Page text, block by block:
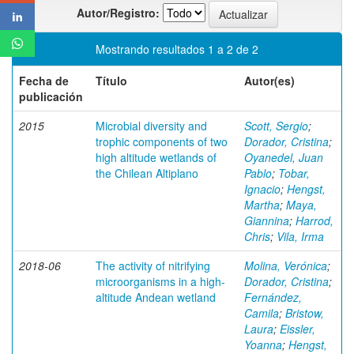
Autor/Registro:
Mostrando resultados 1 a 2 de 2
Fecha de
publicación
Título Autor(es)
2015
Microbial diversity and
trophic components of two
high altitude wetlands of
the Chilean Altiplano
Scott, Sergio;
Dorador, Cristina;
Oyanedel, Juan
Pablo; Tobar,
Ignacio; Hengst,
Martha; Maya,
Giannina; Harrod,
Chris; Vila, Irma
2018-06
The activity of nitrifying
microorganisms in a high-
altitude Andean wetland
Molina, Verónica;
Dorador, Cristina;
Fernández,
Camila; Bristow,
Laura; Eissler,
Yoanna; Hengst,